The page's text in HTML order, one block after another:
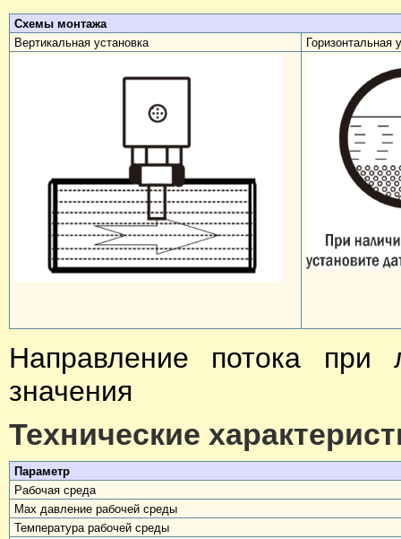
Схемы монтажа
Вертикальная установка
Горизонтальная
Направление потока
значения
Технические
Параметр
Рабочая среда
Max давление рабочей среды
Температура рабочей среды